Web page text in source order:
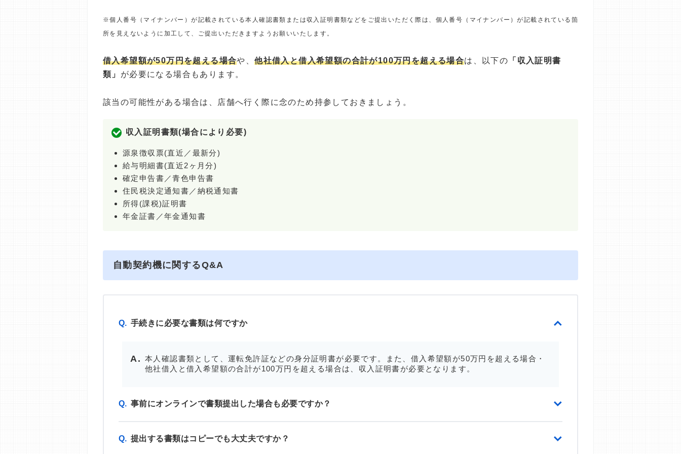
※個人番号（マイナンバー）が記載されている本人確認書類または収入証明書類などをご提出いただく際は、個人番号（マイナンバー）が記載されている箇
所を見えないように加工して、ご提出いただきますようお願いいたします。
借入希望額が50万円を超える場合や、他社借入と借入希望額の合計が100万円を超える場合は、以下の 「収入証明書
類」 が必要になる場合もあります。
該当の可能性がある場合は、店舗へ行く際に念のため持参しておきましょう。
収入証明書類(場合により必要)
源泉徴収票(直近／最新分)
給与明細書(直近2ヶ月分)
確定申告書／青色申告書
住民税決定通知書／納税通知書
所得(課税)証明書
年金証書／年金通知書
自動契約機に関するQ&A
Q. 手続きに必要な書類は何ですか
本人確認書類として、運転免許証などの身分証明書が必要です。また、借入希望額が50万円を超える場合・
他社借入と借入希望額の合計が100万円を超える場合は、収入証明書が必要となります。
Q. 事前にオンラインで書類提出した場合も必要ですか？
Q. 提出する書類はコピーでも大丈夫ですか？